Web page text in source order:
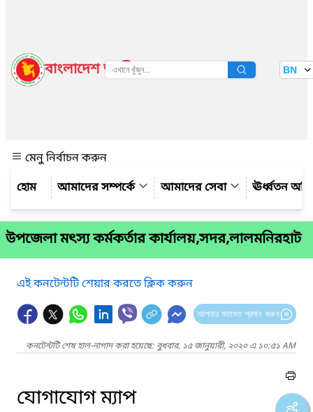
বাংলাদেশ জাতীয় তথ্য বাতায়ন BN
মেনু নির্বাচন করুন
আমাদের সম্পর্কে
আমাদের সেবা ঊর্ধ্বতন
উপজেলা মৎস্য কর্মকর্তার কার্যালয়,সদর,লালমনিরহাট
এই কনটেন্টটি শেয়ার করতে ক্লিক করুন
আপনার মতামত প্রদান করুন
কনটেন্টটি শেষ হাল-নাগাদ করা হয়েছে: বুধবার, ১৫ জানুয়ারী, ২০২০ এ ১০:৫১ AM
যোগাযোগ ম্যাপ